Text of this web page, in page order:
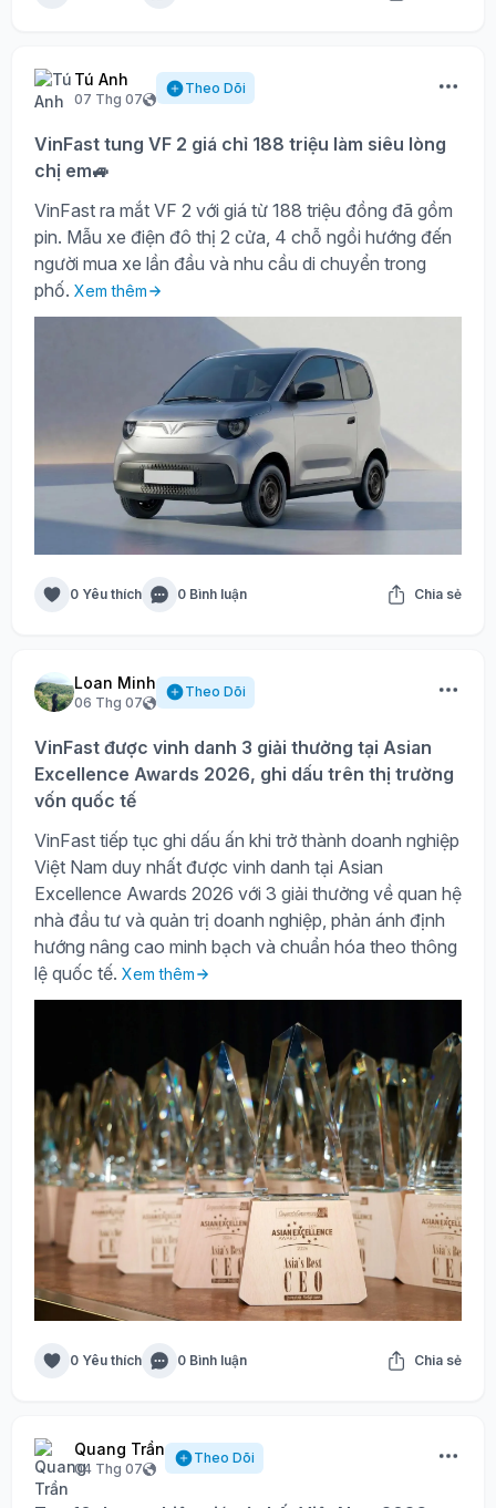
Tú Anh
07 Thg 07
Theo Dõi
VinFast tung VF 2 giá chỉ 188 triệu làm siêu lòng
chị em🚙
VinFast ra mắt VF 2 với giá từ 188 triệu đồng đã gồm
pin. Mẫu xe điện đô thị 2 cửa, 4 chỗ ngồi hướng đến
người mua xe lần đầu và nhu cầu di chuyển trong
phố. Xem thêm
0 Yêu thích 0 Bình luận Chia sẻ
Loan Minh
06 Thg 07
Theo Dõi
VinFast được vinh danh 3 giải thưởng tại Asian
Excellence Awards 2026, ghi dấu trên thị trường
vốn quốc tế
VinFast tiếp tục ghi dấu ấn khi trở thành doanh nghiệp
Việt Nam duy nhất được vinh danh tại Asian
Excellence Awards 2026 với 3 giải thưởng về quan hệ
nhà đầu tư và quản trị doanh nghiệp, phản ánh định
hướng nâng cao minh bạch và chuẩn hóa theo thông
lệ quốc tế. Xem thêm
0 Yêu thích 0 Bình luận Chia sẻ
Quang Trần
04 Thg 07
Theo Dõi